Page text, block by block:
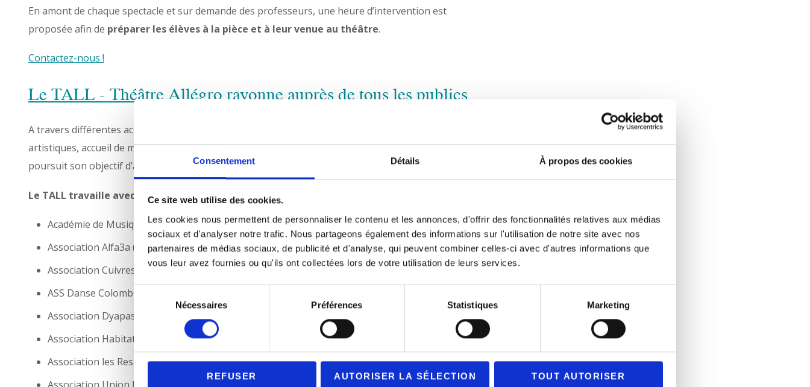
Consentement Détails À propos des cookies
Ce site web utilise des cookies.
Les cookies nous permettent de personnaliser le contenu et les annonces, d'offrir des fonctionnalités relatives aux médias
sociaux et d'analyser notre trafic. Nous partageons également des informations sur l'utilisation de notre site avec nos
partenaires de médias sociaux, de publicité et d'analyse, qui peuvent combiner celles-ci avec d'autres informations que
vous leur avez fournies ou qu'ils ont collectées lors de votre utilisation de leurs services.
l
e
t
Nécessaires Préférences Statistiques Marketing
REFUSER AUTORISER LA SÉLECTION TOUT AUTORISER
En amont de chaque spectacle et sur demande des professeurs, une heure d’intervention est
proposée afin de préparer les élèves à la pièce et à leur venue au théâtre.
Contactez-nous !
Le TALL - Théâtre Allégro rayonne auprès de tous les publics
A travers différentes actions et partenariats (visites d’exposition, venues aux spectacles, ateliers
artistiques, accueil de manifestations), le TALL rayonne auprès de tous les publics du territoire et
poursuit son objectif d’accessibilité et d’ouverture.
Le TALL travaille avec :
Académie de Musique et Danse de la CCMP (AMD)
Association Alfa3a (Centre d’Accueil des Demandeurs d’Asile)
Association Cuivres en Dombes
ASS Danse Colombier Sagneux
Association Dyapason
Association Habitat Humanisme
Association les Restos du Cœur